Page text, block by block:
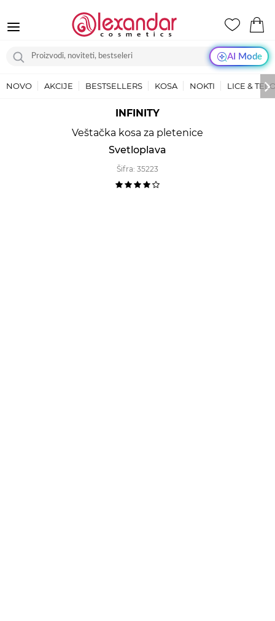
AI Mode
NOVO AKCIJE BESTSELLERS KOSA NOKTI LICE &
INFINITY
Veštačka kosa za pletenice
Svetloplava
Šifra: 35223